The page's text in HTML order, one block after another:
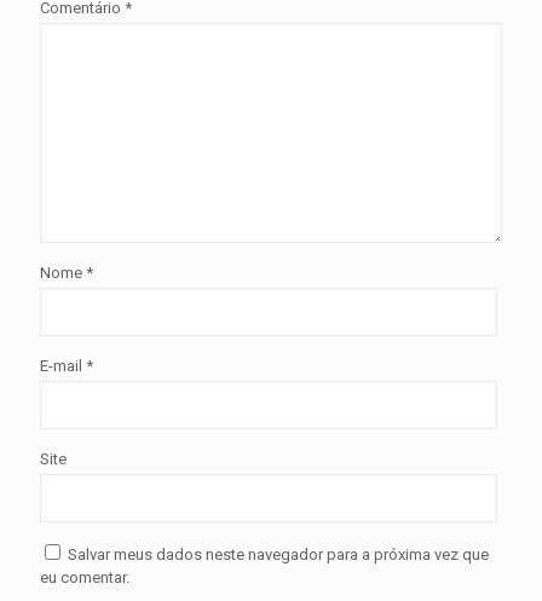
Comentário *
Nome *
E-mail *
Site
Salvar meus dados neste navegador para a próxima vez que
eu comentar.